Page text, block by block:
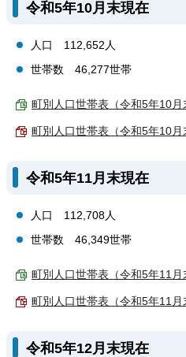
令和5年10月末現在
人口 112,652人
世帯数 46,277世帯
町別人口世帯表（令和5年10月
町別人口世帯表（令和5年10月
令和5年11月末現在
人口 112,708人
世帯数 46,349世帯
町別人口世帯表（令和5年11月
町別人口世帯表（令和5年11月
令和5年12月末現在